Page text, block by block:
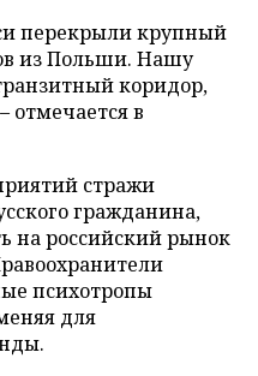
перекрыли крупный
из Польши. Нашу
коридор,
отмечается в
стражи
гражданина,
на российский рынок
психотропы
для